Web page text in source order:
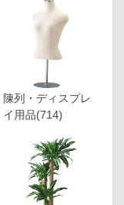
陳列・ディスプレ
イ用品(714)